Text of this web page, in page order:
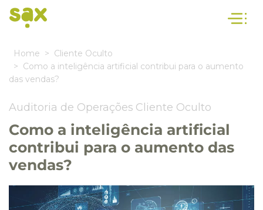
Home
Cliente Oculto
Como a inteligência artificial contribui para o aumento
das vendas?
Auditoria de Operações Cliente Oculto
Como a inteligência artificial
contribui para o aumento das
vendas?